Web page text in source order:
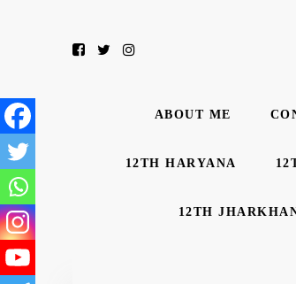
ABOUT ME
12TH HARYANA
12TH